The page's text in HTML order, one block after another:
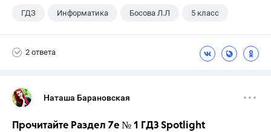
ГДЗ Информатика Босова Л.Л 5 класс
2 ответа
Наташа Барановская
Прочитайте Раздел 7e № 1 ГДЗ Spotlight